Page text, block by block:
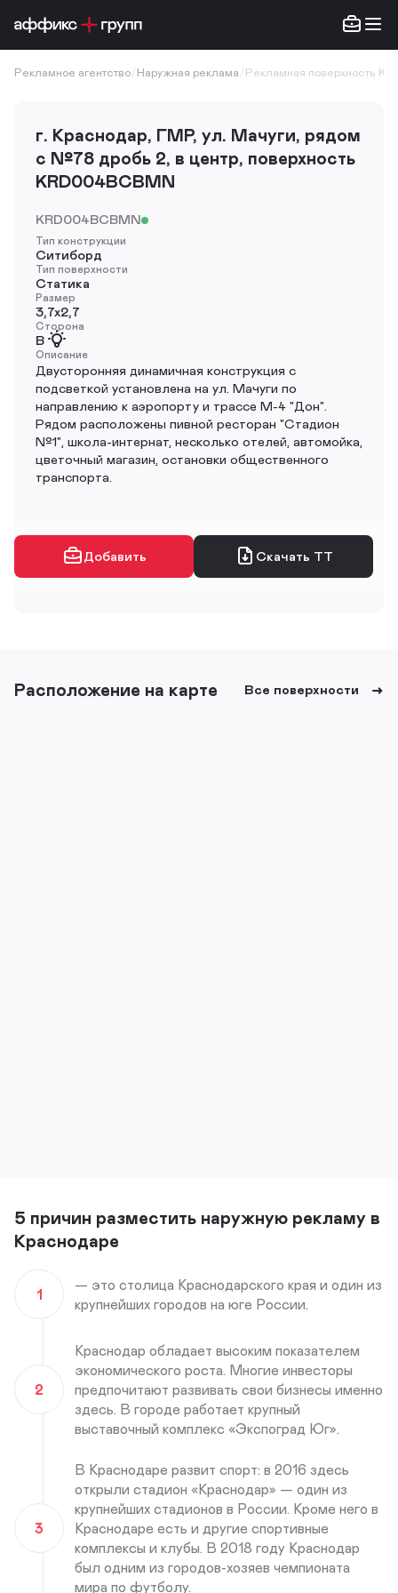
Рекламное агентство Наружная реклама Рекламная поверхность
г. Краснодар, ГМР, ул. Мачуги, рядом
с №78 дробь 2, в центр, поверхность
KRD004BCBMN
KRD004BCBMN
Тип конструкции
Ситиборд
Тип поверхности
Статика
Размер
3,7х2,7
Сторона
B
Описание
Двусторонняя динамичная конструкция с
подсветкой установлена на ул. Мачуги по
направлению к аэропорту и трассе М-4 "Дон".
Рядом расположены пивной ресторан "Стадион
№1", школа-интернат, несколько отелей, автомойка,
цветочный магазин, остановки общественного
транспорта.
Добавить Скачать ТТ
Расположение на карте Все поверхности
5 причин разместить наружную рекламу в
Краснодаре
1
— это столица Краснодарского края и один из
крупнейших городов на юге России.
2
Краснодар обладает высоким показателем
экономического роста. Многие инвесторы
предпочитают развивать свои бизнесы именно
здесь. В городе работает крупный
выставочный комплекс «Экспоград Юг».
3
В Краснодаре развит спорт: в 2016 здесь
открыли стадион «Краснодар» — один из
крупнейших стадионов в России. Кроме него в
Краснодаре есть и другие спортивные
комплексы и клубы. В 2018 году Краснодар
был одним из городов-хозяев чемпионата
мира по футболу.